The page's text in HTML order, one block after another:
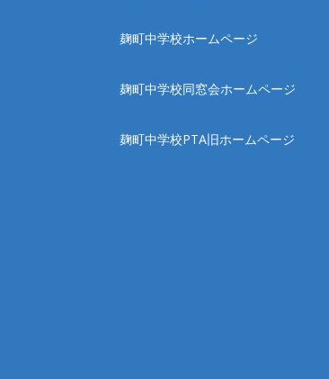
麹町中学校ホームページ
麹町中学校同窓会ホームページ
麹町中学校PTA旧ホームページ